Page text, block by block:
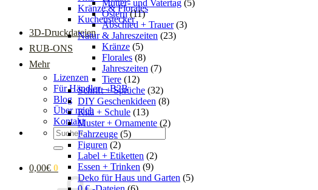
Kränze & Florales
Kuchenstecker
3D-Druckdateien
RUB-ONS
Mehr
Lizenzen
Für Händler – B2B
Blog
Über mich
Kontakt
Suchen
nach:
0,00€ 0
Mutter- und Vatertag (5)
Ostern (11)
Abschied + Trauer (3)
Natur & Jahreszeiten (23)
Kränze (5)
Florales (8)
Jahreszeiten (7)
Tiere (12)
Schrift + Sprüche (32)
DIY Geschenkideen (8)
Kita + Schule (13)
Muster + Ornamente (2)
Fahrzeuge (5)
Figuren (2)
Label + Etiketten (2)
Essen + Trinken (9)
Deko für Haus und Garten (5)